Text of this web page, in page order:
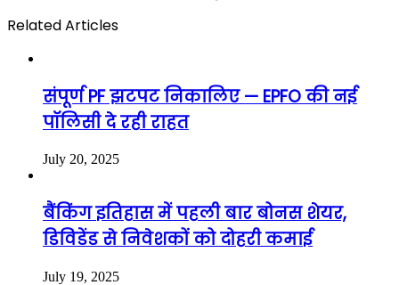
Related Articles
संपूर्ण PF झटपट निकालिए — EPFO की नई
पॉलिसी दे रही राहत
July 20, 2025
बैंकिंग इतिहास में पहली बार बोनस शेयर,
डिविडेंड से निवेशकों को दोहरी कमाई
July 19, 2025